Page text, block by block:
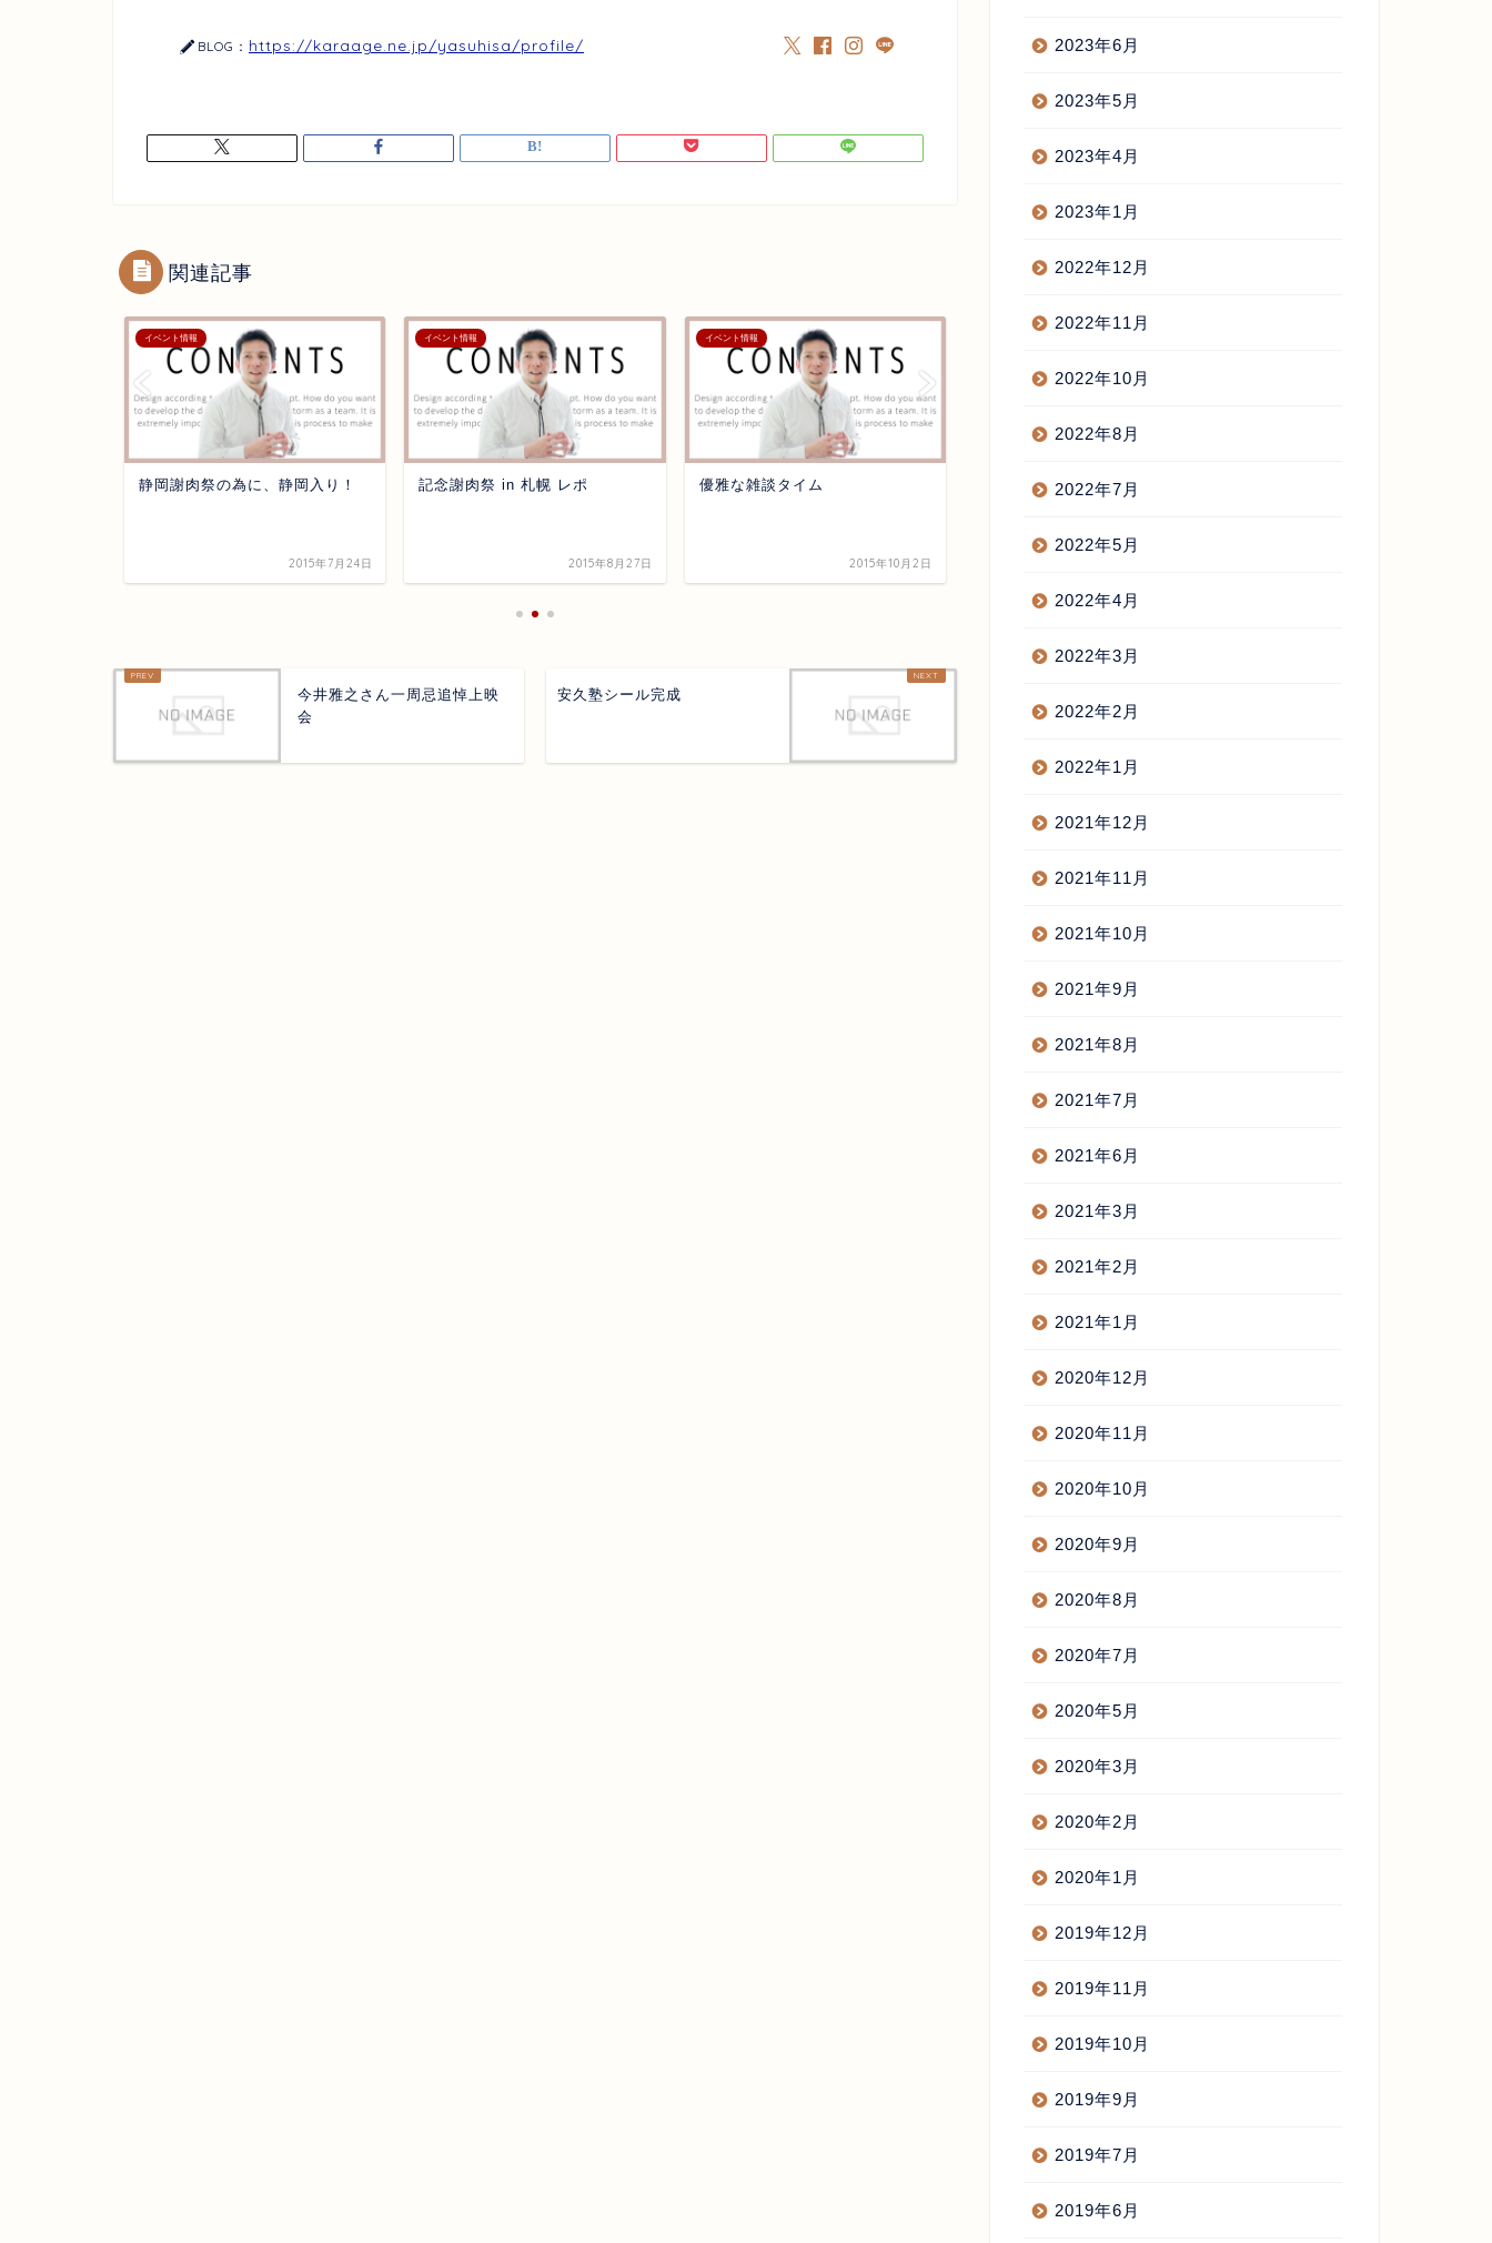
BLOG： https://karaage.ne.jp/yasuhisa/profile/
関連記事
イベント情報
静岡謝肉祭の為に、静岡入り！
2015年7月24日
イベント情報
記念謝肉祭 in 札幌 レポ
2015年8月27日
イベント情報
優雅な雑談タイム
2015年10月2日
静岡謝肉祭の為に、静岡入り！
今井雅之さん一周忌追悼上映
会
安久塾シール完成
2023年6月
2023年5月
2023年4月
2023年1月
2022年12月
2022年11月
2022年10月
2022年8月
2022年7月
2022年5月
2022年4月
2022年3月
2022年2月
2022年1月
2021年12月
2021年11月
2021年10月
2021年9月
2021年8月
2021年7月
2021年6月
2021年3月
2021年2月
2021年1月
2020年12月
2020年11月
2020年10月
2020年9月
2020年8月
2020年7月
2020年5月
2020年3月
2020年2月
2020年1月
2019年12月
2019年11月
2019年10月
2019年9月
2019年7月
2019年6月